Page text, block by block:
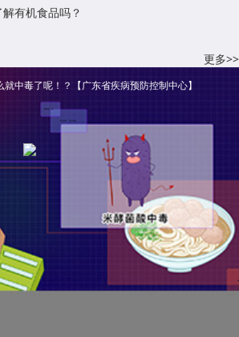
有机食品吗？
更多>>
中毒了呢！？【广东省疾病预防控制中心】